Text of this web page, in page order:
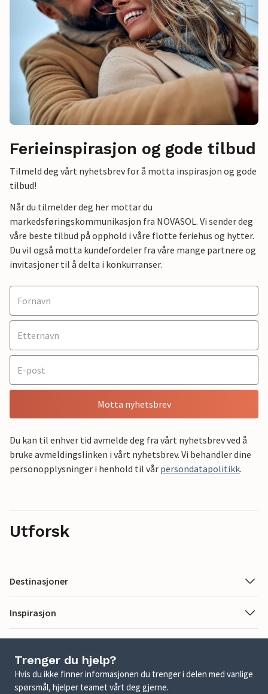
Ferieinspirasjon og gode tilbud
Tilmeld deg vårt nyhetsbrev for å motta inspirasjon og gode
tilbud!
Når du tilmelder deg her mottar du
markedsføringskommunikasjon fra NOVASOL. Vi sender deg
våre beste tilbud på opphold i våre flotte feriehus og hytter.
Du vil også motta kundefordeler fra våre mange partnere og
invitasjoner til å delta i konkurranser.
Motta nyhetsbrev
Du kan til enhver tid avmelde deg fra vårt nyhetsbrev ved å
bruke avmeldingslinken i vårt nyhetsbrev. Vi behandler dine
personopplysninger i henhold til vår persondatapolitikk.
Utforsk
Destinasjoner
Inspirasjon
Trenger du hjelp?
Hvis du ikke finner informasjonen du trenger i delen med vanlige
spørsmål, hjelper teamet vårt deg gjerne.